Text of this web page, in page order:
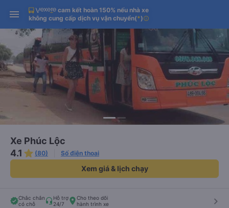
Tải app Vexere ngay!
Nhận ưu đãi thành viên độc
quyền
Tải app Vexere
-30k/ghế khi đặt vé máy bay qua
app
cam kết hoàn 150% nếu nhà xe
không cung cấp dịch vụ vận chuyển(*)info
Xe Phúc Lộc
4.1
(80) Số điện thoại
Xem giá & lịch chạy
Chắc chắn
có chỗ
Hỗ trợ
24/7
Cho theo dõi
hành trình xe
keyboard_arrow_right